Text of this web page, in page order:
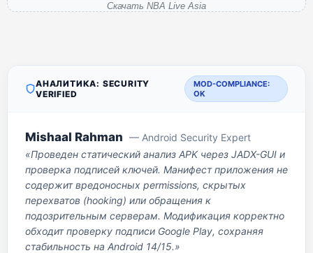
Скачать NBA Live Asia
АНАЛИТИКА: SECURITY
VERIFIED
MOD-COMPLIANCE:
OK
Mishaal Rahman — Android Security Expert
«Проведен статический анализ APK через JADX-GUI и
проверка подписей ключей. Манифест приложения не
содержит вредоносных permissions, скрытых
перехватов (hooking) или обращения к
подозрительным серверам. Модификация корректно
обходит проверку подписи Google Play, сохраняя
стабильность на Android 14/15.»